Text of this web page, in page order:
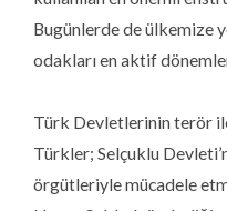
Bugünlerde de ülkemize
odakları en aktif
Türk Devletlerinin terör
Türkler; Selçuklu
örgütleriyle mücadele